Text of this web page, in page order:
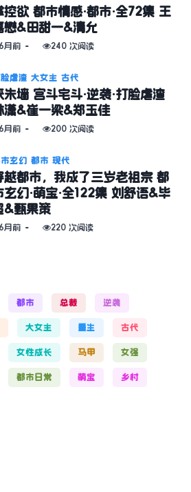
控欲 都市情感·都市·全72集 王
懋&田甜一&清允
月前 240 次阅读
虐渣 大女主 古代
朱墙 宫斗宅斗·逆袭·打脸虐渣
潇&崔一梁&郑玉佳
月前 200 次阅读
玄幻 都市 现代
越都市，我成了三岁老祖宗 都
玄幻·萌宝·全122集 刘舒语&毕
&甄果策
月前 220 次阅读
都市 总裁 逆袭
大女主 重生 古代
女性成长 马甲 女强
都市日常 萌宝 乡村